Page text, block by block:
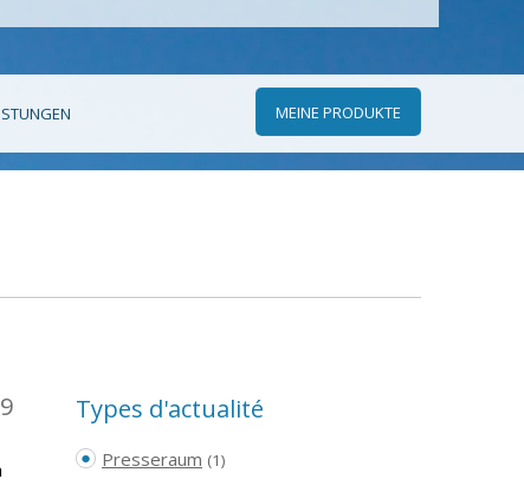
MEINE PRODUKTE
Types d'actualité
Presseraum (1)